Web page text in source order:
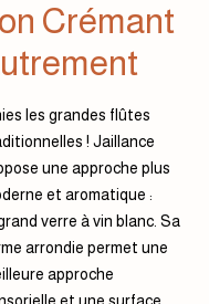
Crémant
les grandes flûtes
! Jaillance
une approche plus
et aromatique :
verre à vin blanc. Sa
arrondie permet une
approche